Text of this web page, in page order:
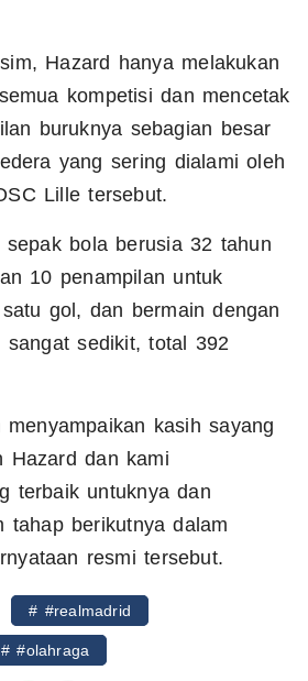
Hazard hanya melakukan
kompetisi dan mencetak
buruknya sebagian besar
yang sering dialami oleh
Lille tersebut.
bola berusia 32 tahun
10 penampilan untuk
gol, dan bermain dengan
sangat sedikit, total 392
kasih sayang
Hazard dan kami
terbaik untuknya dan
tahap berikutnya dalam
resmi tersebut.
# #realmadrid
# #olahraga